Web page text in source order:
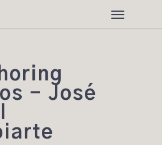
- José